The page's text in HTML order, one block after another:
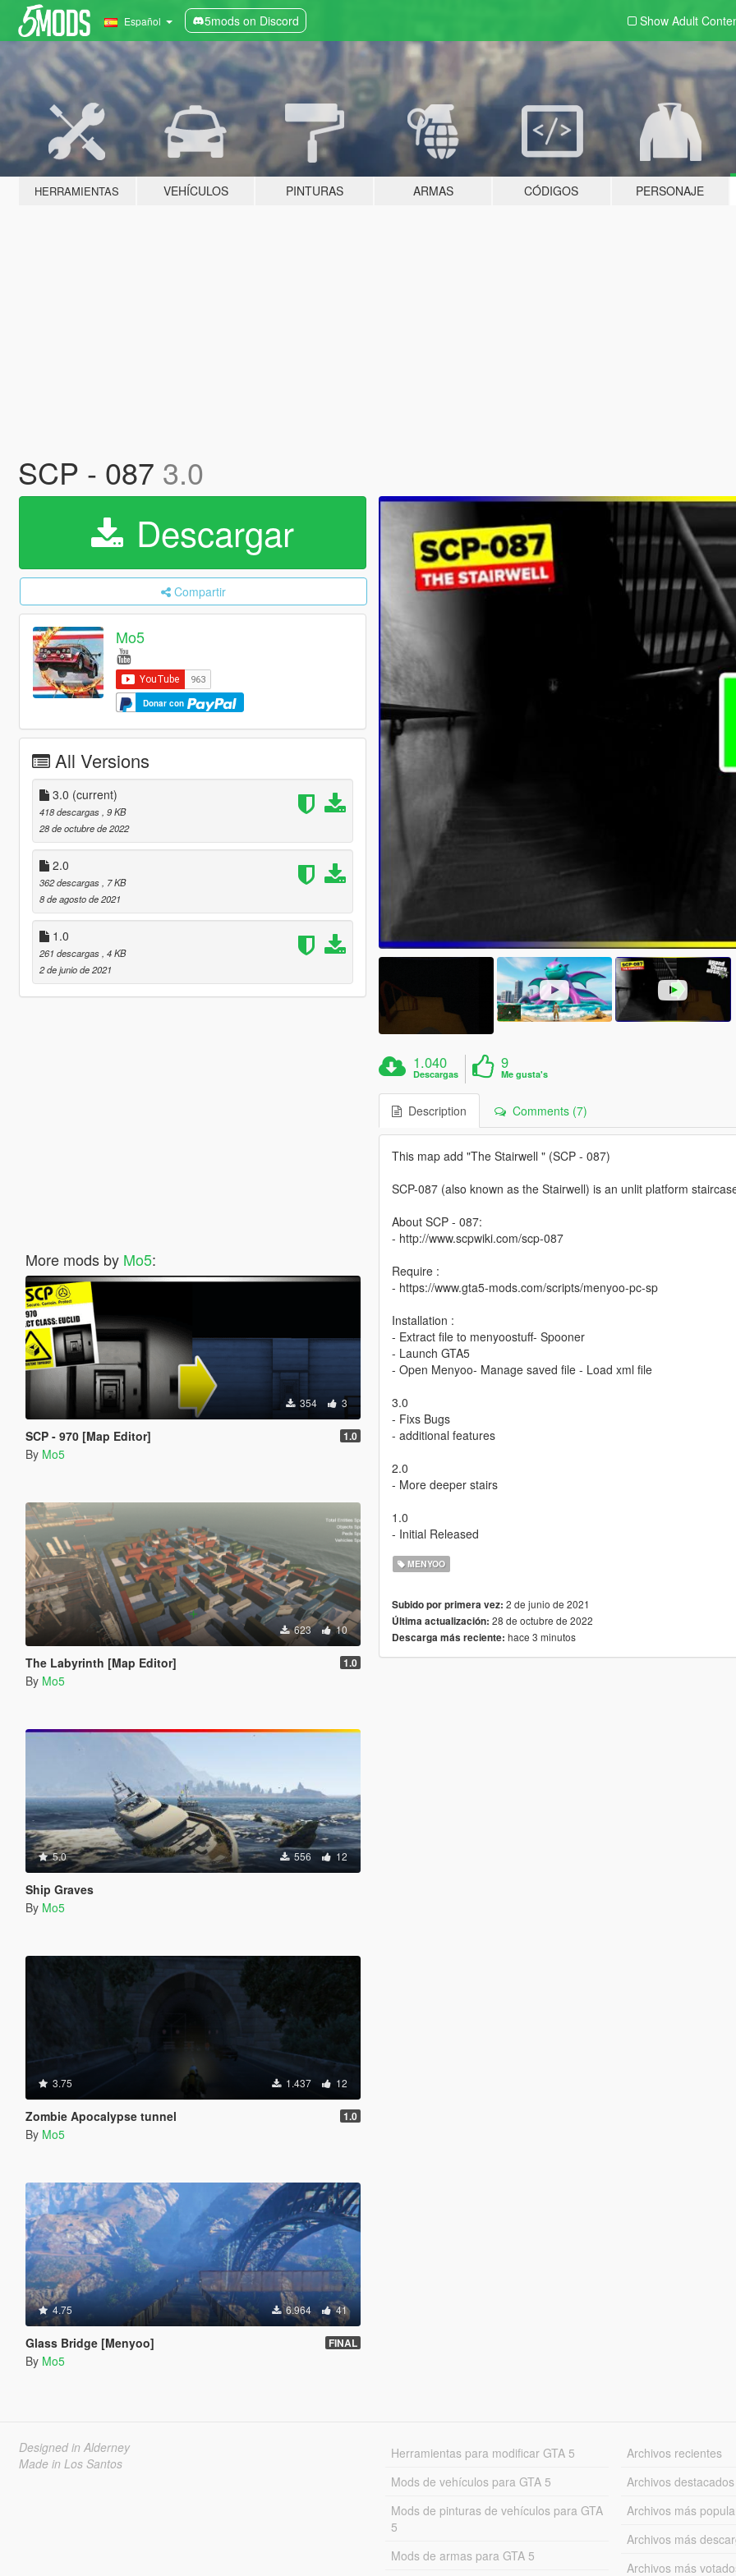
Español 5mods on Discord Show Adult
HERRAMIENTAS VEHÍCULOS PINTURAS ARMAS CÓDIGOS PERSONAJE
SCP - 087 3.0
Descargar
Compartir
Mo5
Donar con
All Versions
3.0 (current)
418 descargas, 9 KB
28 de octubre de 2022
2.0
362 descargas, 7 KB
8 de agosto de 2021
1.0
261 descargas, 4 KB
2 de junio de 2021
More mods by Mo5:
354 3
SCP - 970 [Map Editor] 1.0
By Mo5
623 10
The Labyrinth [Map Editor] 1.0
By Mo5
5.0 556 12
Ship Graves
By Mo5
3.75 1.437 12
Zombie Apocalypse tunnel 1.0
By Mo5
4.75 6.964 41
Glass Bridge [Menyoo] FINAL
By Mo5
1.040
Descargas
9
Me gusta's
Description Comments (7)
This map add "The Stairwell " (SCP - 087)
SCP-087 (also known as the Stairwell) is an unlit platform
About SCP - 087:
- http://www.scpwiki.com/scp-087
Require :
- https://www.gta5-mods.com/scripts/menyoo-pc-sp
Installation :
- Extract file to menyoostuff- Spooner
- Launch GTA5
- Open Menyoo- Manage saved file - Load xml file
3.0
- Fixs Bugs
- additional features
2.0
- More deeper stairs
1.0
- Initial Released
MENYOO
Subido por primera vez: 2 de junio de 2021
Última actualización: 28 de octubre de 2022
Descarga más reciente: hace 3 minutos
Designed in Alderney
Made in Los Santos
Herramientas para modificar GTA 5
Mods de vehículos para GTA 5
Mods de pinturas de vehículos para GTA
5
Mods de armas para GTA 5
Archivos recientes
Archivos destacados
Archivos más
Archivos más
Archivos más